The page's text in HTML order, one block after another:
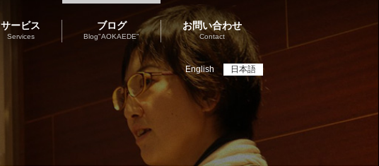
English 日本語
サービス
Services
ブログ
Blog"AOKAEDE"
お問い合わせ
Contact